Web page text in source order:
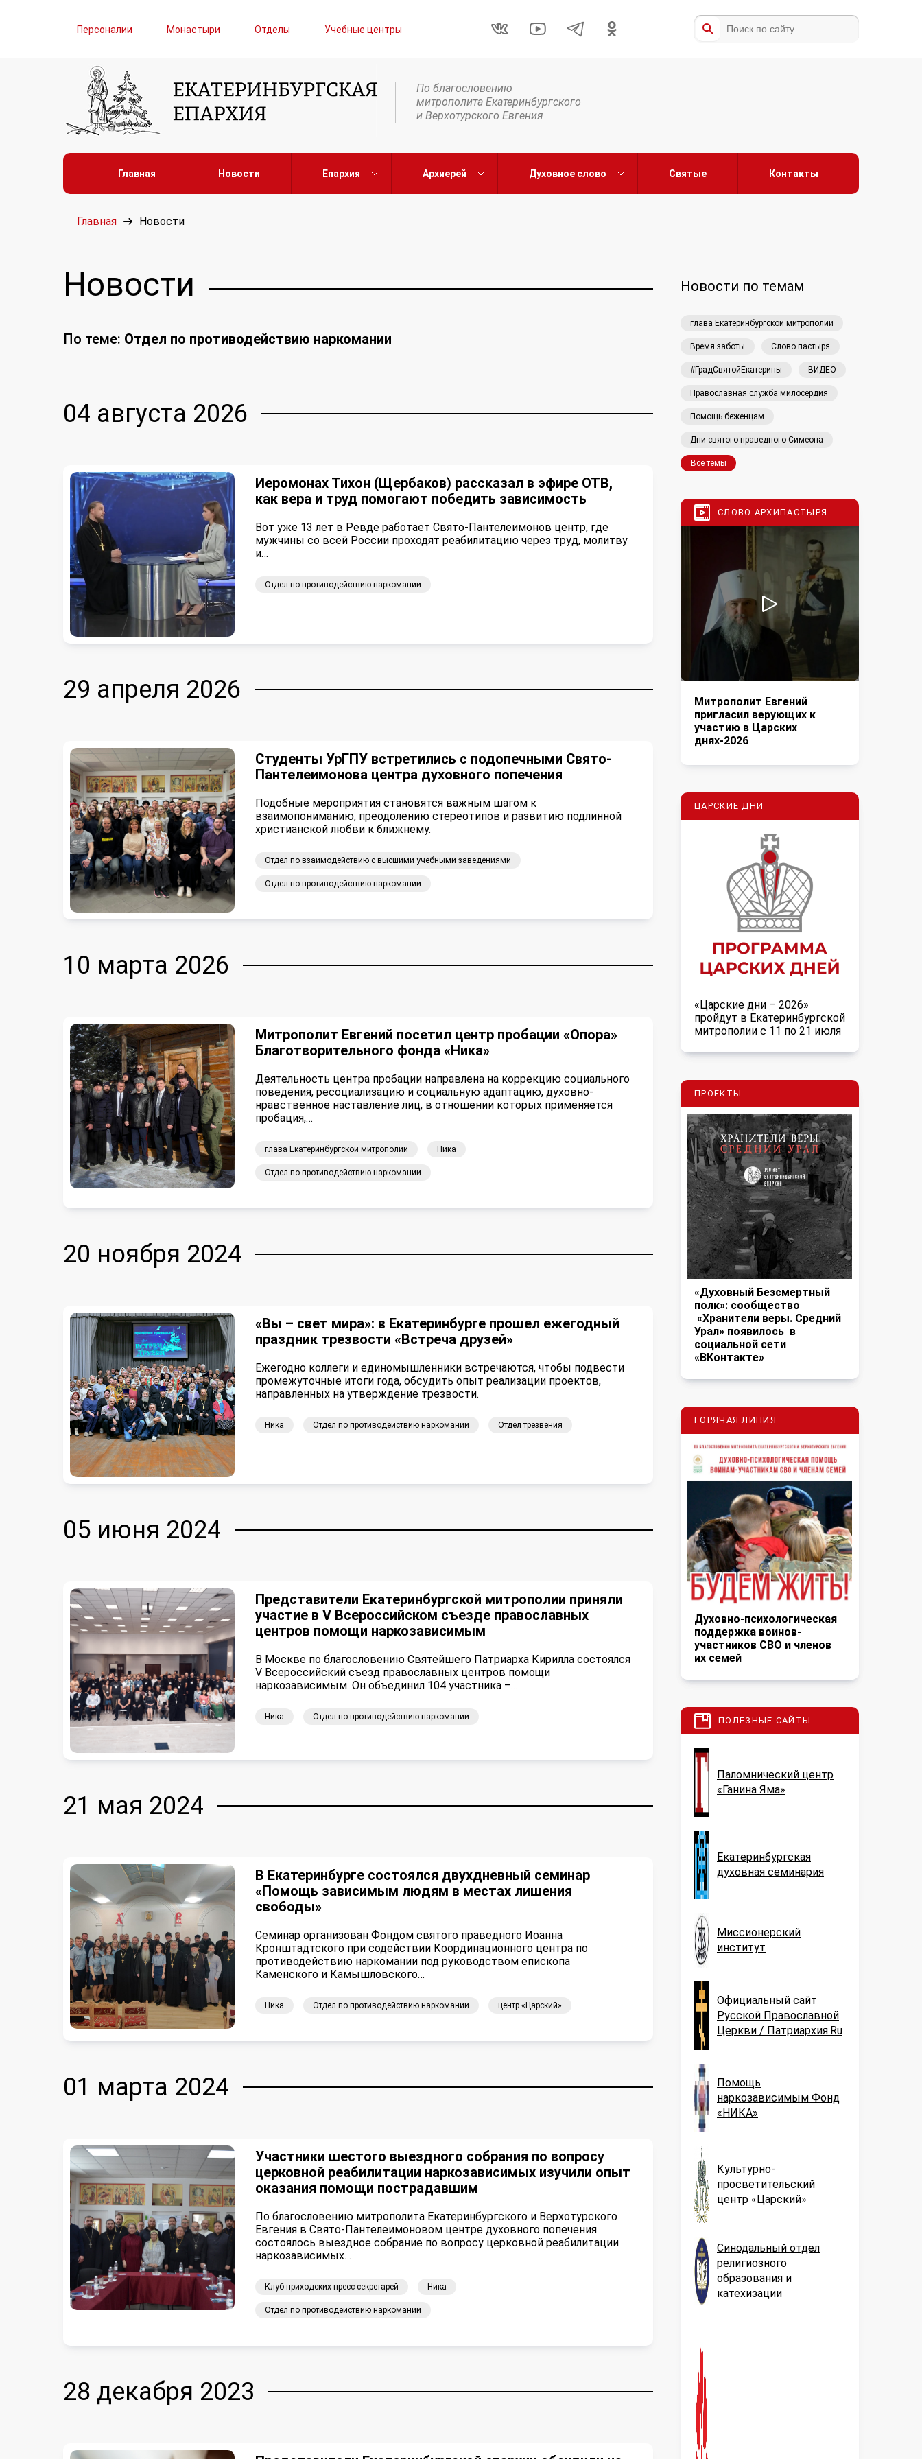
Персоналии Монастыри Отделы Учебные центры
По благословению
митрополита Екатеринбургского
и Верхотурского Евгения
Главная Новости Епархия Архиерей Духовное слово Святые Контакты
Главная Новости
Новости
По теме: Отдел по противодействию наркомании
04 августа 2026
Иеромонах Тихон (Щербаков) рассказал в эфире ОТВ,
как вера и труд помогают победить зависимость
Вот уже 13 лет в Ревде работает Свято-Пантелеимонов центр, где
мужчины со всей России проходят реабилитацию через труд, молитву
и…
Отдел по противодействию наркомании
29 апреля 2026
Студенты УрГПУ встретились с подопечными Свято-
Пантелеимонова центра духовного попечения
Подобные мероприятия становятся важным шагом к
взаимопониманию, преодолению стереотипов и развитию подлинной
христианской любви к ближнему.
Отдел по взаимодействию с высшими учебными заведениями
Отдел по противодействию наркомании
10 марта 2026
Митрополит Евгений посетил центр пробации «Опора»
Благотворительного фонда «Ника»
Деятельность центра пробации направлена на коррекцию социального
поведения, ресоциализацию и социальную адаптацию, духовно-
нравственное наставление лиц, в отношении которых применяется
пробация,…
глава Екатеринбургской митрополии Ника
Отдел по противодействию наркомании
20 ноября 2024
«Вы – свет мира»: в Екатеринбурге прошел ежегодный
праздник трезвости «Встреча друзей»
Ежегодно коллеги и единомышленники встречаются, чтобы подвести
промежуточные итоги года, обсудить опыт реализации проектов,
направленных на утверждение трезвости.
Ника Отдел по противодействию наркомании Отдел трезвения
05 июня 2024
Представители Екатеринбургской митрополии приняли
участие в V Всероссийском съезде православных
центров помощи наркозависимым
В Москве по благословению Святейшего Патриарха Кирилла состоялся
V Всероссийский съезд православных центров помощи
наркозависимым. Он объединил 104 участника –…
Ника Отдел по противодействию наркомании
21 мая 2024
В Екатеринбурге состоялся двухдневный семинар
«Помощь зависимым людям в местах лишения
свободы»
Семинар организован Фондом святого праведного Иоанна
Кронштадтского при содействии Координационного центра по
противодействию наркомании под руководством епископа
Каменского и Камышловского…
Ника Отдел по противодействию наркомании центр «Царский»
01 марта 2024
Участники шестого выездного собрания по вопросу
церковной реабилитации наркозависимых изучили опыт
оказания помощи пострадавшим
По благословению митрополита Екатеринбургского и Верхотурского
Евгения в Свято-Пантелеимоновом центре духовного попечения
состоялось выездное собрание по вопросу церковной реабилитации
наркозависимых…
Клуб приходских пресс-секретарей Ника
Отдел по противодействию наркомании
28 декабря 2023
Новости по темам
глава Екатеринбургской митрополии
Время заботы Слово пастыря
#ГрадСвятойЕкатерины ВИДЕО
Православная служба милосердия
Помощь беженцам
Дни святого праведного Симеона
Все темы
СЛОВО АРХИПАСТЫРЯ
Митрополит Евгений
пригласил верующих к
участию в Царских
днях-2026
ЦАРСКИЕ ДНИ
«Царские дни – 2026»
пройдут в Екатеринбургской
митрополии с 11 по 21 июля
ПРОЕКТЫ
«Духовный Безсмертный
полк»: сообщество
«Хранители веры. Средний
Урал» появилось в
социальной сети
«ВКонтакте»
ГОРЯЧАЯ ЛИНИЯ
Духовно-психологическая
поддержка воинов-
участников СВО и членов
их семей
ПОЛЕЗНЫЕ САЙТЫ
Паломнический центр
«Ганина Яма»
Екатеринбургская
духовная семинария
Миссионерский
институт
Официальный сайт
Русской Православной
Церкви / Патриархия.Ru
Помощь
наркозависимым Фонд
«НИКА»
Культурно-
просветительский
центр «Царский»
Синодальный отдел
религиозного
образования и
катехизации